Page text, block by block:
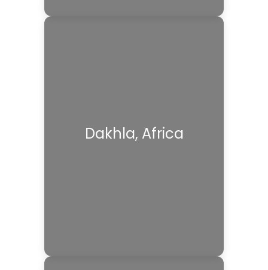
Dakhla, Africa